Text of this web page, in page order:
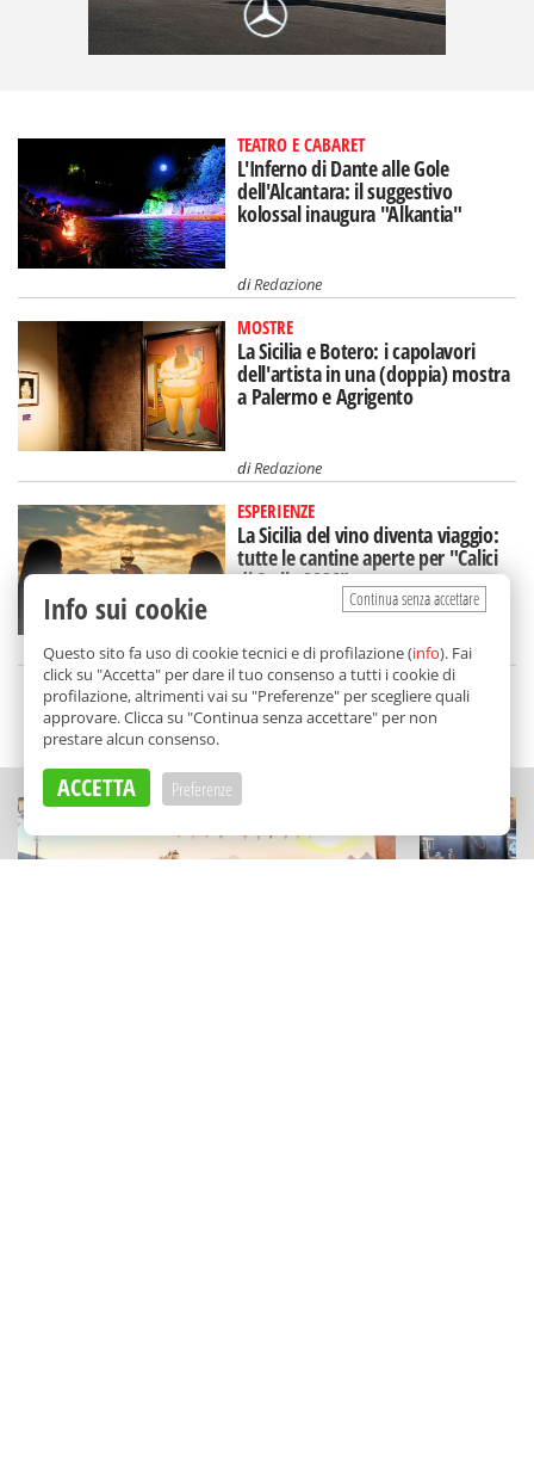
TEATRO E CABARET
L'Inferno di Dante alle Gole
dell'Alcantara: il suggestivo
kolossal inaugura "Alkantia"
diRedazione
MOSTRE
La Sicilia e Botero: i capolavori
dell'artista in una (doppia) mostra
a Palermo e Agrigento
diRedazione
ESPERIENZE
La Sicilia del vino diventa viaggio:
tutte le cantine aperte per "Calici
di Stelle 2026"
diRedazione
SCELTO DA BALARM
Continua senza accettare
Info sui cookie
Questo sito fa uso di cookie tecnici e di profilazione (info). Fai
click su "Accetta" per dare il tuo consenso a tutti i cookie di
profilazione, altrimenti vai su "Preferenze" per scegliere quali
approvare. Clicca su "Continua senza accettare" per non
prestare alcun consenso.
ACCETTA Preferenze